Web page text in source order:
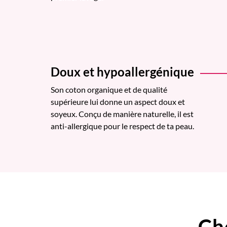
Doux et hypoallergénique
Son coton organique et de qualité
supérieure lui donne un aspect doux et
soyeux. Conçu de manière naturelle, il est
anti-allergique pour le respect de ta peau.